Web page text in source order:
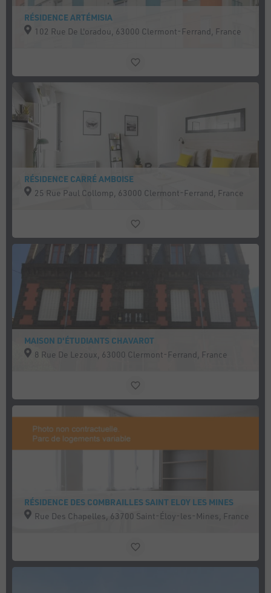
RÉSIDENCE ARTÉMISIA
102 Rue De L'oradou, 63000 Clermont-Ferrand, France
RÉSIDENCE CARRÉ AMBOISE
25 Rue Paul Collomp, 63000 Clermont-Ferrand, France
MAISON D'ÉTUDIANTS CHAVAROT
8 Rue De Lezoux, 63000 Clermont-Ferrand, France
RÉSIDENCE DES COMBRAILLES SAINT ELOY LES MINES
Rue Des Chapelles, 63700 Saint-Éloy-les-Mines, France